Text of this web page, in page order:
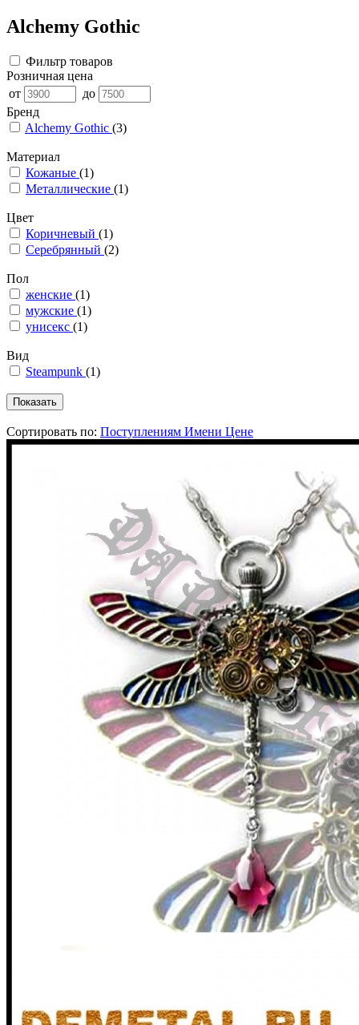
Alchemy Gothic
Фильтр товаров
Розничная цена
от
до
Бренд
Alchemy Gothic (3)
Материал
Кожаные (1)
Металлические (1)
Цвет
Коричневый (1)
Серебрянный (2)
Пол
женские (1)
мужские (1)
унисекс (1)
Вид
Steampunk (1)
Сортировать по: Поступлениям Имени Цене